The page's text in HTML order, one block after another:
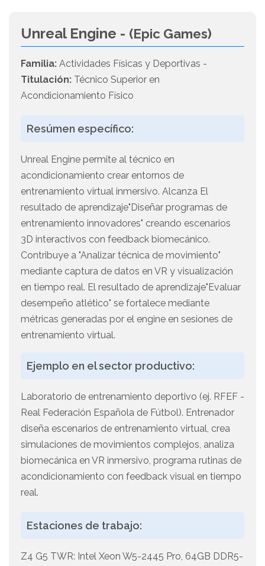
Unreal Engine - (Epic Games)
Familia: Actividades Físicas y Deportivas -
Titulación: Técnico Superior en
Acondicionamiento Físico
Resúmen específico:
Unreal Engine permite al técnico en
acondicionamiento crear entornos de
entrenamiento virtual inmersivo. Alcanza El
resultado de aprendizaje"Diseñar programas de
entrenamiento innovadores" creando escenarios
3D interactivos con feedback biomecánico.
Contribuye a "Analizar técnica de movimiento"
mediante captura de datos en VR y visualización
en tiempo real. El resultado de aprendizaje"Evaluar
desempeño atlético" se fortalece mediante
métricas generadas por el engine en sesiones de
entrenamiento virtual.
Ejemplo en el sector productivo:
Laboratorio de entrenamiento deportivo (ej. RFEF -
Real Federación Española de Fútbol). Entrenador
diseña escenarios de entrenamiento virtual, crea
simulaciones de movimientos complejos, analiza
biomecánica en VR inmersivo, programa rutinas de
acondicionamiento con feedback visual en tiempo
real.
Estaciones de trabajo:
Z4 G5 TWR: Intel Xeon W5-2445 Pro, 64GB DDR5-